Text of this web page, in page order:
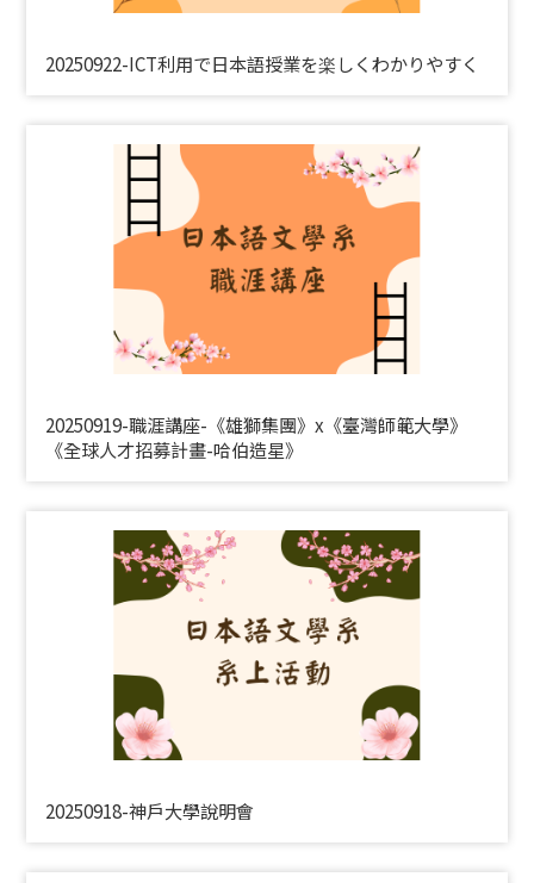
20250922-ICT利用で日本語授業を楽しくわかりやすく
20250919-職涯講座-《雄獅集團》x《臺灣師範大學》
《全球人才招募計畫-哈伯造星》
20250918-神戶大學說明會